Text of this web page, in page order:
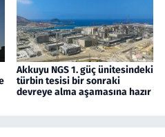
Akkuyu NGS 1. güç ünitesindeki
türbin tesisi bir sonraki
devreye alma aşamasına hazır